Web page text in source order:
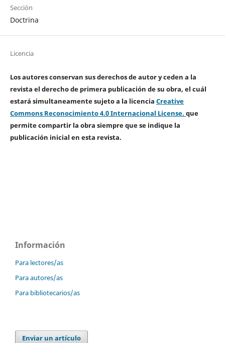
Sección
Doctrina
Licencia
Los autores conservan sus derechos de autor y ceden a la
revista el derecho de primera publicación de su obra, el cuál
estará simultaneamente sujeto a la licencia Creative
Commons Reconocimiento 4.0 Internacional License. que
permite compartir la obra siempre que se indique la
publicación inicial en esta revista.
Información
Para lectores/as
Para autores/as
Para bibliotecarios/as
Enviar un artículo